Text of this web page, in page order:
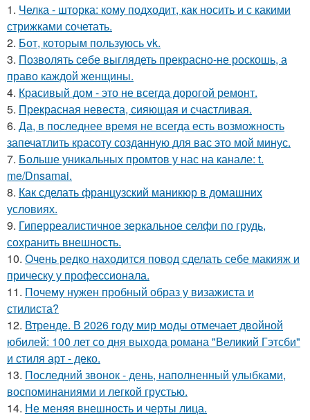
1. Челка - шторка: кому подходит, как носить и с какими
стрижками сочетать.
2. Бот, которым пользуюсь vk.
3. Позволять себе выглядеть прекрасно-не роскошь, а
право каждой женщины.
4. Красивый дом - это не всегда дорогой ремонт.
5. Прекрасная невеста, сияющая и счастливая.
6. Да, в последнее время не всегда есть возможность
запечатлить красоту созданную для вас это мой минус.
7. Больше уникальных промтов у нас на канале: t.
me/Dnsamai.
8. Как сделать французский маникюр в домашних
условиях.
9. Гиперреалистичное зеркальное селфи по грудь,
сохранить внешность.
10. Очень редко находится повод сделать себе макияж и
прическу у профессионала.
11. Почему нужен пробный образ у визажиста и
стилиста?
12. Втренде. В 2026 году мир моды отмечает двойной
юбилей: 100 лет со дня выхода романа "Великий Гэтсби"
и стиля арт - деко.
13. Последний звонок - день, наполненный улыбками,
воспоминаниями и легкой грустью.
14. Не меняя внешность и черты лица.